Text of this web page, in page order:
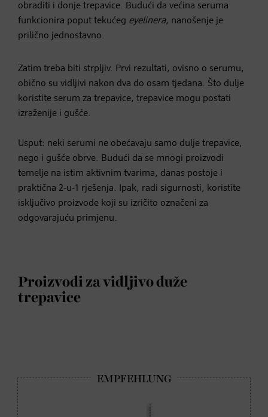
obraditi i donje trepavice. Budući da većina seruma
funkcionira poput tekućeg eyelinera, nanošenje je
prilično jednostavno.
Zatim treba biti strpljiv. Prvi rezultati, ovisno o serumu,
obično su vidljivi nakon dva do osam tjedana. Što dulje
koristite serum za trepavice, trepavice mogu postati
izraženije i gušće.
Usput: neki serumi ne obećavaju samo dulje trepavice,
nego i gušće obrve. Budući da se mnogi proizvodi
temelje na istim aktivnim tvarima, danas postoje i
praktična 2‑u‑1 rješenja. Ipak, radi sigurnosti, koristite
isključivo proizvode koji su izričito označeni za
odgovarajuću primjenu.
Proizvodi za vidljivo duže
trepavice